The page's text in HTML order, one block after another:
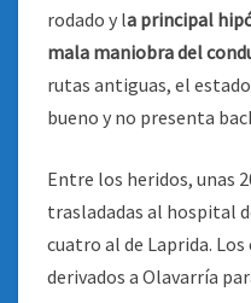
rodado y la principal
mala maniobra del
rutas antiguas, el
bueno y no presenta
Entre los heridos, unas
trasladadas al hospital
cuatro al de Laprida.
derivados a Olavarría